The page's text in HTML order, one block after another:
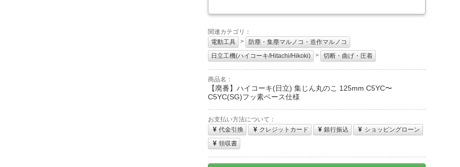
関連カテゴリ：
電動工具
>
防塵・集塵マルノコ・造作マルノコ
日立工機(ハイコーキ/Hitachi/Hikoki)
> 切断・曲げ・圧着
商品名：
【廃番】ハイコーキ(日立) 集じん丸のこ 125mm C5YC〜
C5YC(SG)フッ素ベース仕様
お支払い方法について：
代金引換
クレジットカード 銀行振込
ショッピングローン
領収書